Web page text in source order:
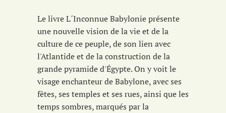
Le livre L´Inconnue Babylonie présente
une nouvelle vision de la vie et de la
culture de ce peuple, de son lien avec
l'Atlantide et de la construction de la
grande pyramide d'Égypte. On y voit le
visage enchanteur de Babylone, avec ses
fêtes, ses temples et ses rues, ainsi que les
temps sombres, marqués par la